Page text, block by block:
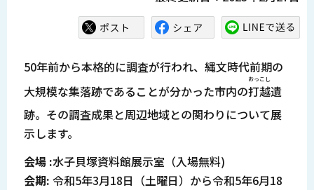
50年前から本格的に調査が行われ、縄文時代前期の
大規模な集落跡であることが分かった市内の打越
おっこし
遺
跡。その調査成果と周辺地域との関わりについて展
示します。
会場 :水子貝塚資料館展示室（入場無料)
会期: 令和5年3月18日（土曜日）から令和5年6月18